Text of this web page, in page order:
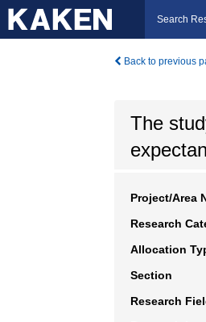
Search
Back to previous
The
Project/Area
Research
Allocation
Section
Research